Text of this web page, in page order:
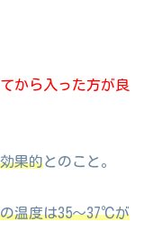
から入った方が良
果的とのこと。
温度は35〜37℃が